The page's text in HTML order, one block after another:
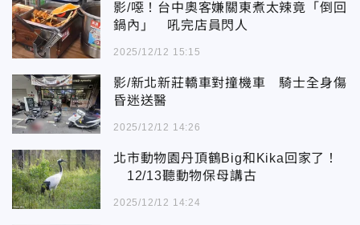
影/噁！台中奧客嫌關東煮太辣竟「倒回
鍋內」 吼完店員閃人
2025/12/12 15:15
影/新北新莊轎車對撞機車 騎士全身傷
昏迷送醫
2025/12/12 14:26
北市動物園丹頂鶴Big和Kika回家了！
12/13聽動物保母講古
2025/12/12 14:24